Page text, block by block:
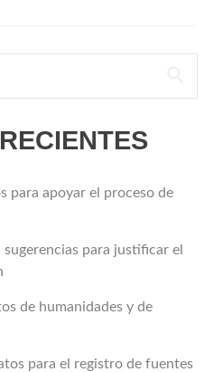
para apoyar el proceso de
para justificar el
de humanidades y de
para el registro de fuentes